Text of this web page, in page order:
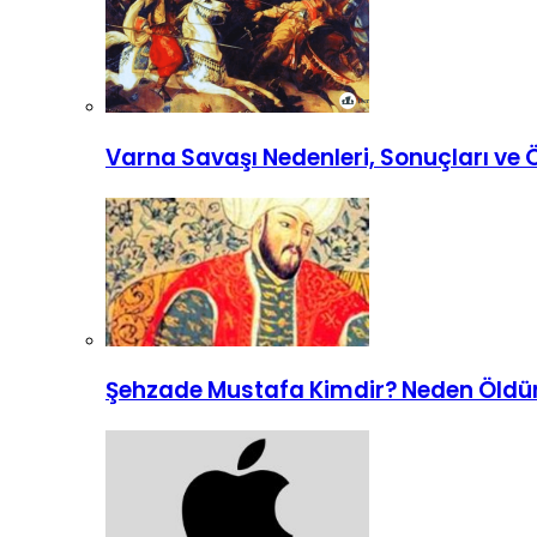
Varna Savaşı Nedenleri, Sonuçları ve
Şehzade Mustafa Kimdir? Neden